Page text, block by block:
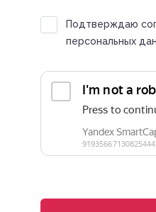
Подтверждаю
персональных